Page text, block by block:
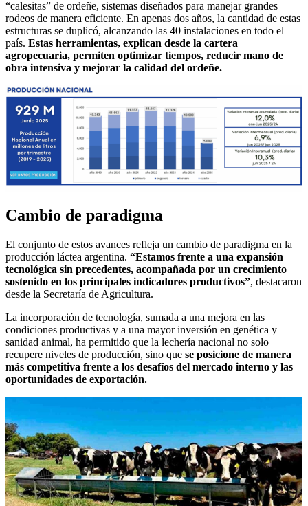
“calesitas” de ordeñe, sistemas diseñados para manejar grandes
rodeos de manera eficiente. En apenas dos años, la cantidad de estas
estructuras se duplicó, alcanzando las 40 instalaciones en todo el
país. Estas herramientas, explican desde la cartera
agropecuaria, permiten optimizar tiempos, reducir mano de
obra intensiva y mejorar la calidad del ordeñe.
Cambio de paradigma
El conjunto de estos avances refleja un cambio de paradigma en la
producción láctea argentina. “Estamos frente a una expansión
tecnológica sin precedentes, acompañada por un crecimiento
sostenido en los principales indicadores productivos”, destacaron
desde la Secretaría de Agricultura.
La incorporación de tecnología, sumada a una mejora en las
condiciones productivas y a una mayor inversión en genética y
sanidad animal, ha permitido que la lechería nacional no solo
recupere niveles de producción, sino que se posicione de manera
más competitiva frente a los desafíos del mercado interno y las
oportunidades de exportación.